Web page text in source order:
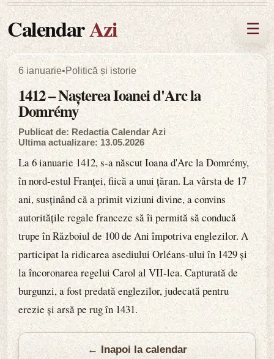
CalendarAzi ☰
6 ianuarie•Politică și istorie
1412 – Nașterea Ioanei d'Arc la
Domrémy
Publicat de: Redactia Calendar Azi
Ultima actualizare: 13.05.2026
La 6 ianuarie 1412, s-a născut Ioana d'Arc la Domrémy,
în nord-estul Franței, fiică a unui țăran. La vârsta de 17
ani, susținând că a primit viziuni divine, a convins
autoritățile regale franceze să îi permită să conducă
trupe în Războiul de 100 de Ani împotriva englezilor. A
participat la ridicarea asediului Orléans-ului în 1429 și
la încoronarea regelui Carol al VII-lea. Capturată de
burgunzi, a fost predată englezilor, judecată pentru
erezie și arsă pe rug în 1431.
← Inapoi la calendar